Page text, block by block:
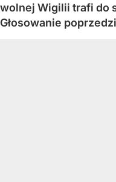
wolnej Wigilii trafi do
Głosowanie